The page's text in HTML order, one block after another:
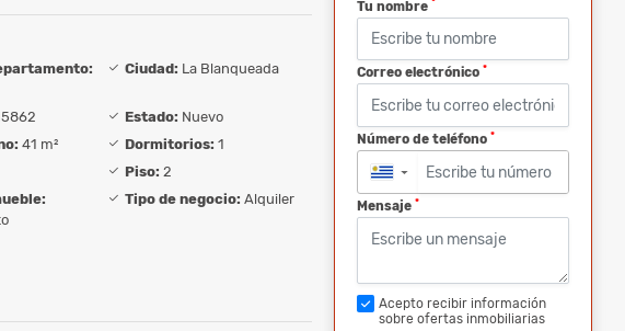
Ciudad: La Blanqueada
Estado: Nuevo
41 m² Dormitorios: 1
Piso: 2
Tipo de negocio: Alquiler
Tu nombre *
Correo electrónico *
Número de teléfono *
▼
Mensaje *
Acepto recibir información
sobre ofertas inmobiliarias